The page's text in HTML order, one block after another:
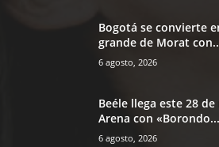
Bogotá se convierte
grande de Morat
6 agosto, 2026
Beéle llega este 28
Arena con «Borondo...
6 agosto, 2026